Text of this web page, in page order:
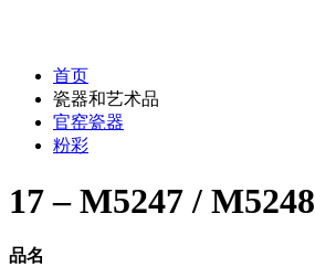
首页
瓷器和艺术品
官窑瓷器
粉彩
17 – M5247 / M5248
品名